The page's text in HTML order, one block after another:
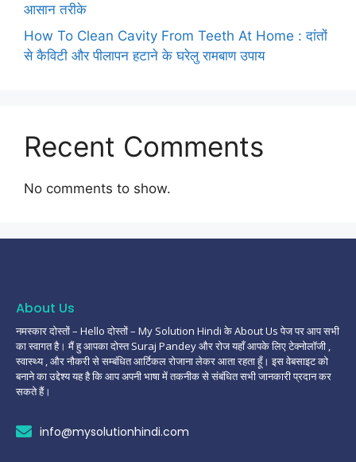
आसान तरीके
How To Clean Cavity From Teeth At Home : दांतों
से कैविटी और पीलापन हटाने के घरेलु रामबाण उपाय
Recent Comments
No comments to show.
About Us
नमस्कार दोस्तों – Hello दोस्तों – My Solution Hindi के About Us पेज पर आप सभी
का स्वागत है। मैं हु आपका दोस्त Suraj Pandey और रोज यहाँ आपके लिए टेक्नोलॉजी ,
स्वास्थ्य , और नौकरी से सम्बंधित आर्टिकल रोजाना लेकर आता रहता हूँ। इस वेबसाइट को
बनाने का उद्देश्य यह है कि आप अपनी भाषा में तकनीक से संबंधित सभी जानकारी प्रदान कर
सकते हैं।
info@mysolutionhindi.com